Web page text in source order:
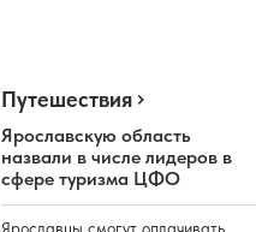
Путешествия
Ярославскую область
назвали в числе лидеров в
сфере туризма ЦФО
Ярославцы смогут оплачивать